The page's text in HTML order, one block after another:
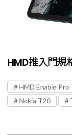
HMD推入門規
HMD Enable Pro
Nokia T20